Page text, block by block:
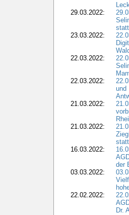
29.03.2022:
23.03.2022:
22.03.2022:
22.03.2022:
und
21.03.2022:
21.03.2022:
16.03.2022:
der
03.03.2022:
22.02.2022:
Dr.